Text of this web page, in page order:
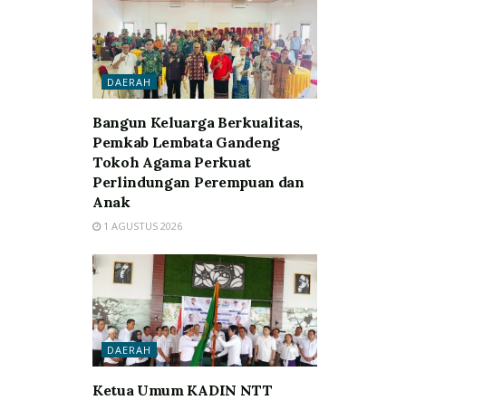
DAERAH
Bangun Keluarga Berkualitas,
Pemkab Lembata Gandeng
Tokoh Agama Perkuat
Perlindungan Perempuan dan
Anak
1 AGUSTUS 2026
DAERAH
Ketua Umum KADIN NTT